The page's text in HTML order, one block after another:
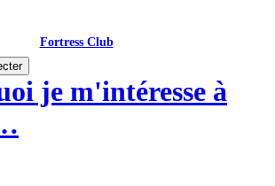
Fortress Club
je m'intéresse à